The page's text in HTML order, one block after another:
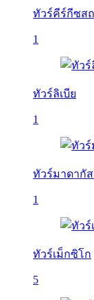
ทัวร์คีร์กีซส
1
ทัวร์ลิเบีย
1
ทัวร์มาดากั
1
ทัวร์เม็กซิโก
5